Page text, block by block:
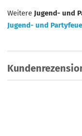
Weitere Jugend- und
Jugend- und